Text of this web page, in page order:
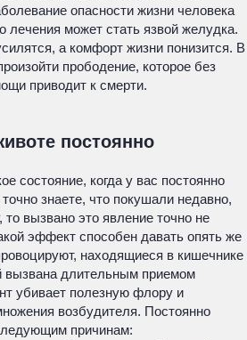
опасности жизни человека
лечения может стать язвой желудка.
а комфорт жизни понизится. В
прободение, которое без
приводит к смерти.
постоянно
состояние, когда у вас постоянно
знаете, что покушали недавно,
вызвано это явление точно не
эффект способен давать опять же
находящиеся в кишечнике
вызвана длительным приемом
убивает полезную флору и
возбудителя. Постоянно
причинам: